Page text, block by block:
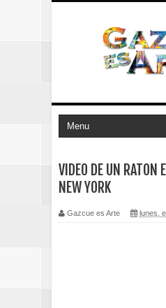
VIDEO DE UN RATON
NEW YORK
Gazcue es Arte lunes,